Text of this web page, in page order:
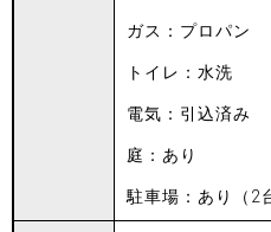
ガス：プロパン
トイレ：水洗
電気：引込済み
庭：あり
駐車場：あり（2